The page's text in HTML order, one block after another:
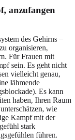
anzufangen
des Gehirns –
organisieren,
Für Frauen mit
sein. Es geht nicht
vielleicht genau,
lähmende
Es kann
haben, Ihren Raum
wie
Kampf mit der
stark
führen.